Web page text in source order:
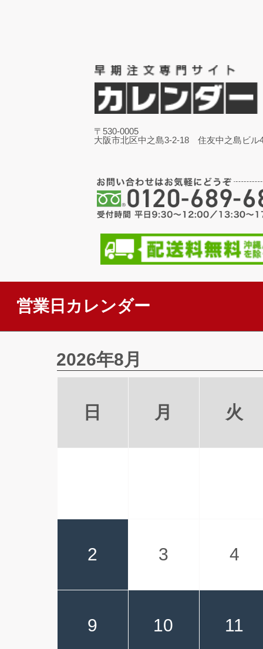
〒530-0005
大阪市北区中之島3-2-18 住友中之島ビル
営業日カレンダー
2026年8月
日 月 火
2 3 4
9 10 11